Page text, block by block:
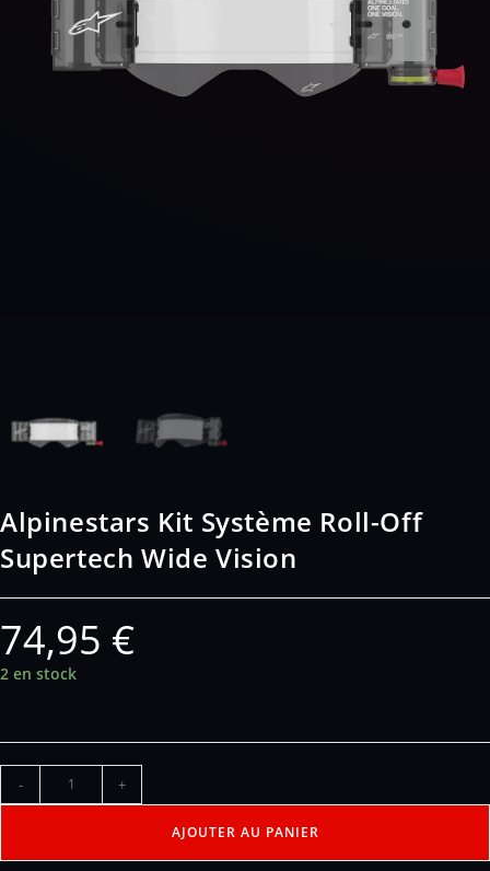
Alpinestars Kit Système Roll-Off
Supertech Wide Vision
74,95 €
2 en stock
- +
AJOUTER AU PANIER